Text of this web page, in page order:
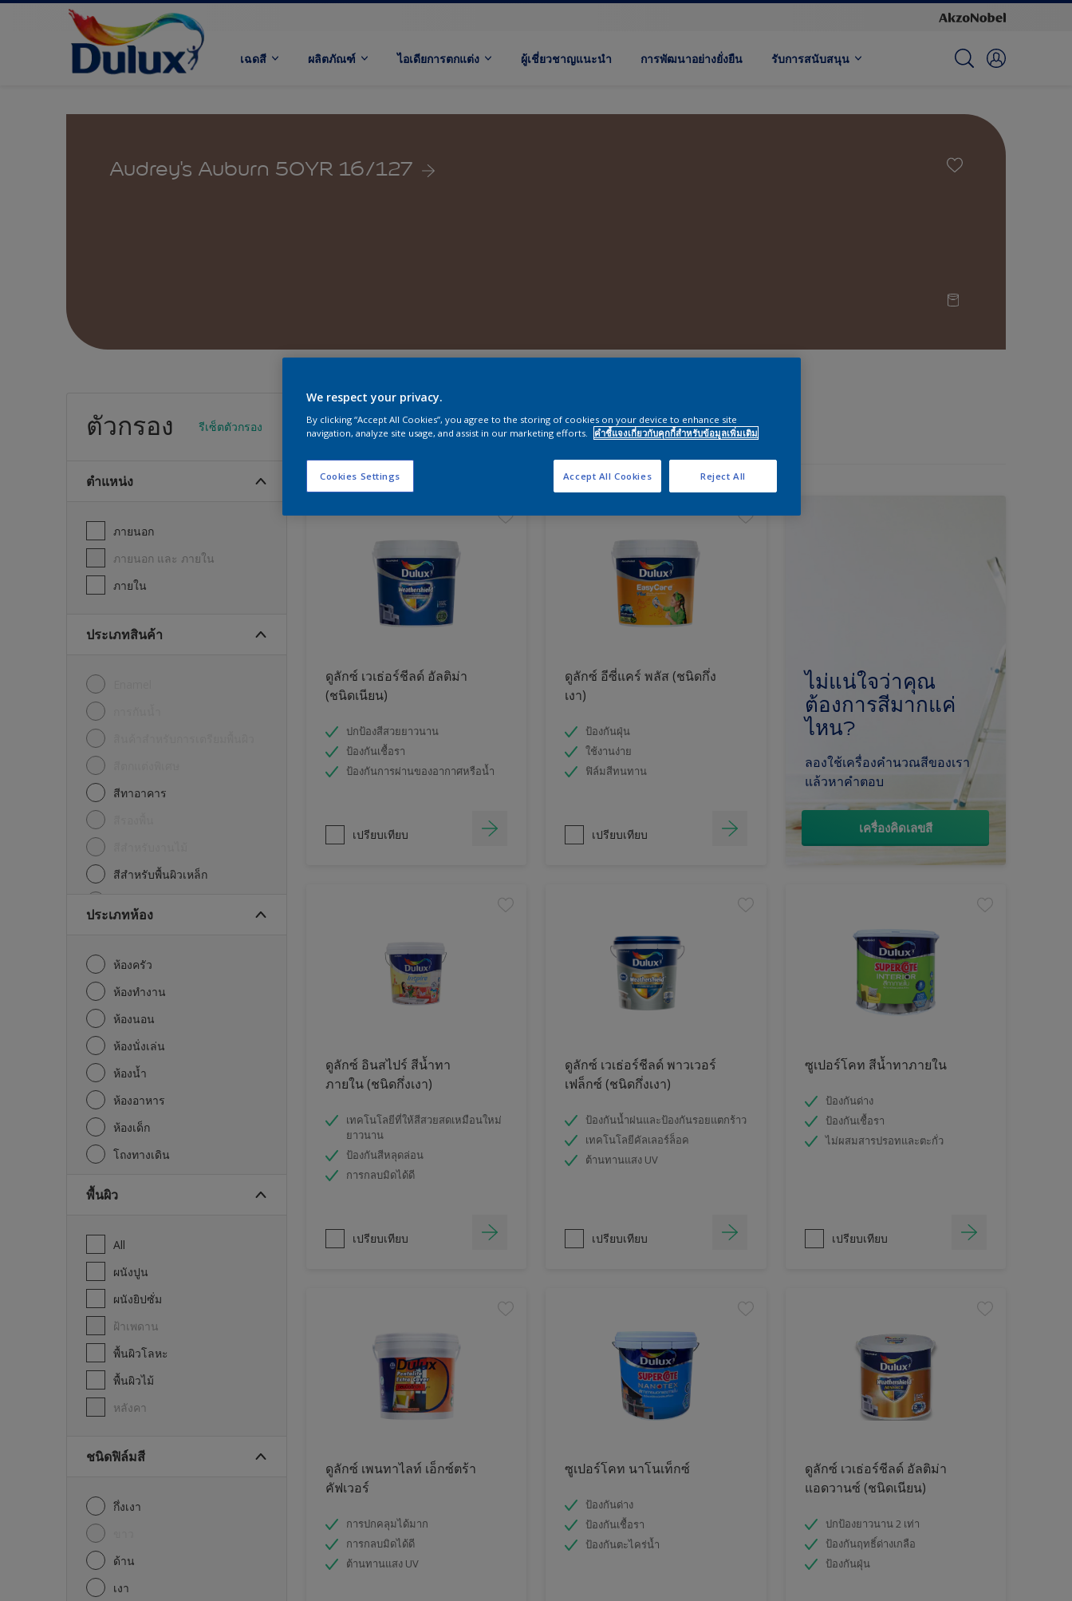
เฉดสี ผลิตภัณฑ์ ไอเดียการตกแต่ง ผู้เชี่ยวชาญแนะนำ การพัฒนาอย่างยั่งยืน รับการสนับสนุน
Audrey's Auburn 50YR 16/127
ตัวกรอง รีเซ็ตตัวกรอง
ตำแหน่ง
ภายนอก
ภายนอก และ ภายใน
ภายใน
ประเภทสินค้า
สีทาอาคาร
สีสำหรับพื้นผิวเหล็ก
ประเภทห้อง
ห้องครัว
ห้องทำงาน
ห้องนอน
ห้องนั่งเล่น
ห้องน้ำ
ห้องอาหาร
ห้องเด็ก
โถงทางเดิน
พื้นผิว
All
ผนังปูน
ผนังยิปซั่ม
ฝ้าเพดาน
พื้นผิวโลหะ
พื้นผิวไม้
หลังคา
ชนิดฟิล์มสี
กึ่งเงา
ด้าน
เงา
สีทาผนังและสีห้องนอน
ดูลักซ์ เวเธ่อร์ชีลด์ อัลติม่า
(ชนิดเนียน)
ปกป้องสีสวยยาวนาน
ป้องกันเชื้อรา
ป้องกันการผ่านของอากาศหรือน้ำ
เปรียบเทียบ
ดูลักซ์ อีซี่แคร์ พลัส (ชนิดกึ่ง
เงา)
ป้องกันฝุ่น
ใช้งานง่าย
ฟิล์มสีทนทาน
เปรียบเทียบ
ไม่แน่ใจว่าคุณ
ต้องการสีมากแค่
ไหน?
ลองใช้เครื่องคำนวณสีของเรา
แล้วหาคำตอบ
เครื่องคิดเลขสี
ดูลักซ์ อินสไปร์ สีน้ำทา
ภายใน (ชนิดกึ่งเงา)
เทคโนโลยีที่ให้สีสวยสดเหมือนใหม่
ยาวนาน
ป้องกันสีหลุดล่อน
การกลบมิดได้ดี
เปรียบเทียบ
ดูลักซ์ เวเธ่อร์ชีลด์ พาวเวอร์
เฟล็กซ์ (ชนิดกึ่งเงา)
ป้องกันน้ำฝนและป้องกันรอยแตกร้าว
เทคโนโลยีคัลเลอร์ล็อค
ต้านทานแสง UV
เปรียบเทียบ
ซูเปอร์โคท สีน้ำทาภายใน
ป้องกันด่าง
ป้องกันเชื้อรา
ไม่ผสมสารปรอทและตะกั่ว
เปรียบเทียบ
ดูลักซ์ เพนทาไลท์ เอ็กซ์ตร้า
คัฟเวอร์
การปกคลุมได้มาก
การกลบมิดได้ดี
ต้านทานแสง UV
ซูเปอร์โคท นาโนเท็กซ์
ป้องกันด่าง
ป้องกันเชื้อรา
ป้องกันตะไคร่น้ำ
ดูลักซ์ เวเธ่อร์ชีลด์ อัลติม่า
แอดวานซ์ (ชนิดเนียน)
ปกป้องยาวนาน 2 เท่า
ป้องกันฤทธิ์ด่างเกลือ
ป้องกันฝุ่น
We respect your privacy.
By clicking “Accept All Cookies”, you agree to the storing of cookies on your device to enhance site
navigation, analyze site usage, and assist in our marketing efforts.
คำชี้แจงเกี่ยวกับคุกกี้สำหรับข้อมูลเพิ่มเติม
Cookies Settings Reject All
Accept All Cookies